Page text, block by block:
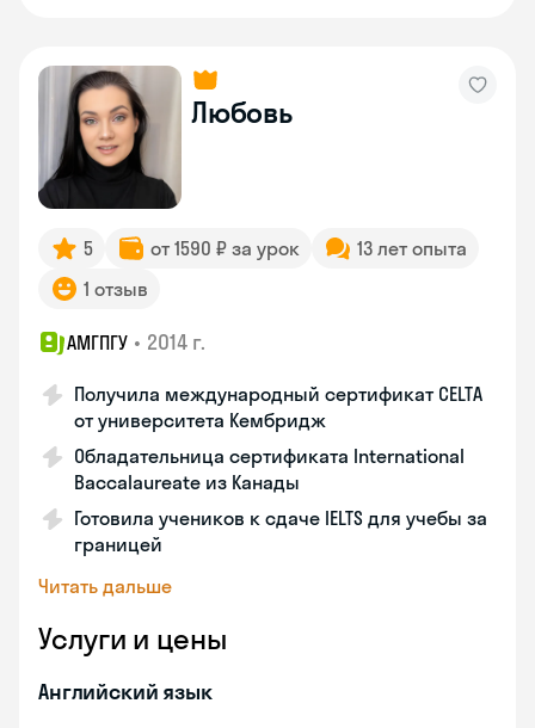
Любовь
5 от 1590 ₽ за урок
13 лет опыта
1 отзыв
АМГПГУ • 2014 г.
Получила международный сертификат CELTA
от университета Кембридж
Обладательница сертификата International
Baccalaureate из Канады
Готовила учеников к сдаче IELTS для учебы за
границей
Читать дальше
Услуги и цены
Английский язык